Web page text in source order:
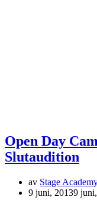
Open Day
Slutaudition
av Stage
9 juni, 20139